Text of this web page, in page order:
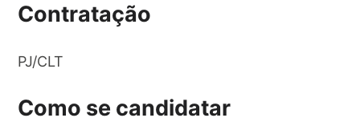
Contratação
PJ/CLT
Como se candidatar